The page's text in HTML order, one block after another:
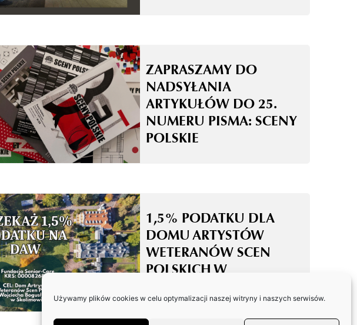
Używamy plików cookies w celu optymalizacji naszej witryny i naszych serwisów.
ZAPRASZAMY DO
NADSYŁANIA
ARTYKUŁÓW DO 25.
NUMERU PISMA: SCENY
POLSKIE
1,5% PODATKU DLA
DOMU ARTYSTÓW
WETERANÓW SCEN
POLSKICH W